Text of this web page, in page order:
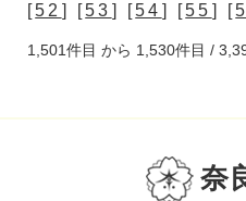
[52 ] [53 ] [54 ] [55 ] [
1,501件目 から 1,530件目 /
奈